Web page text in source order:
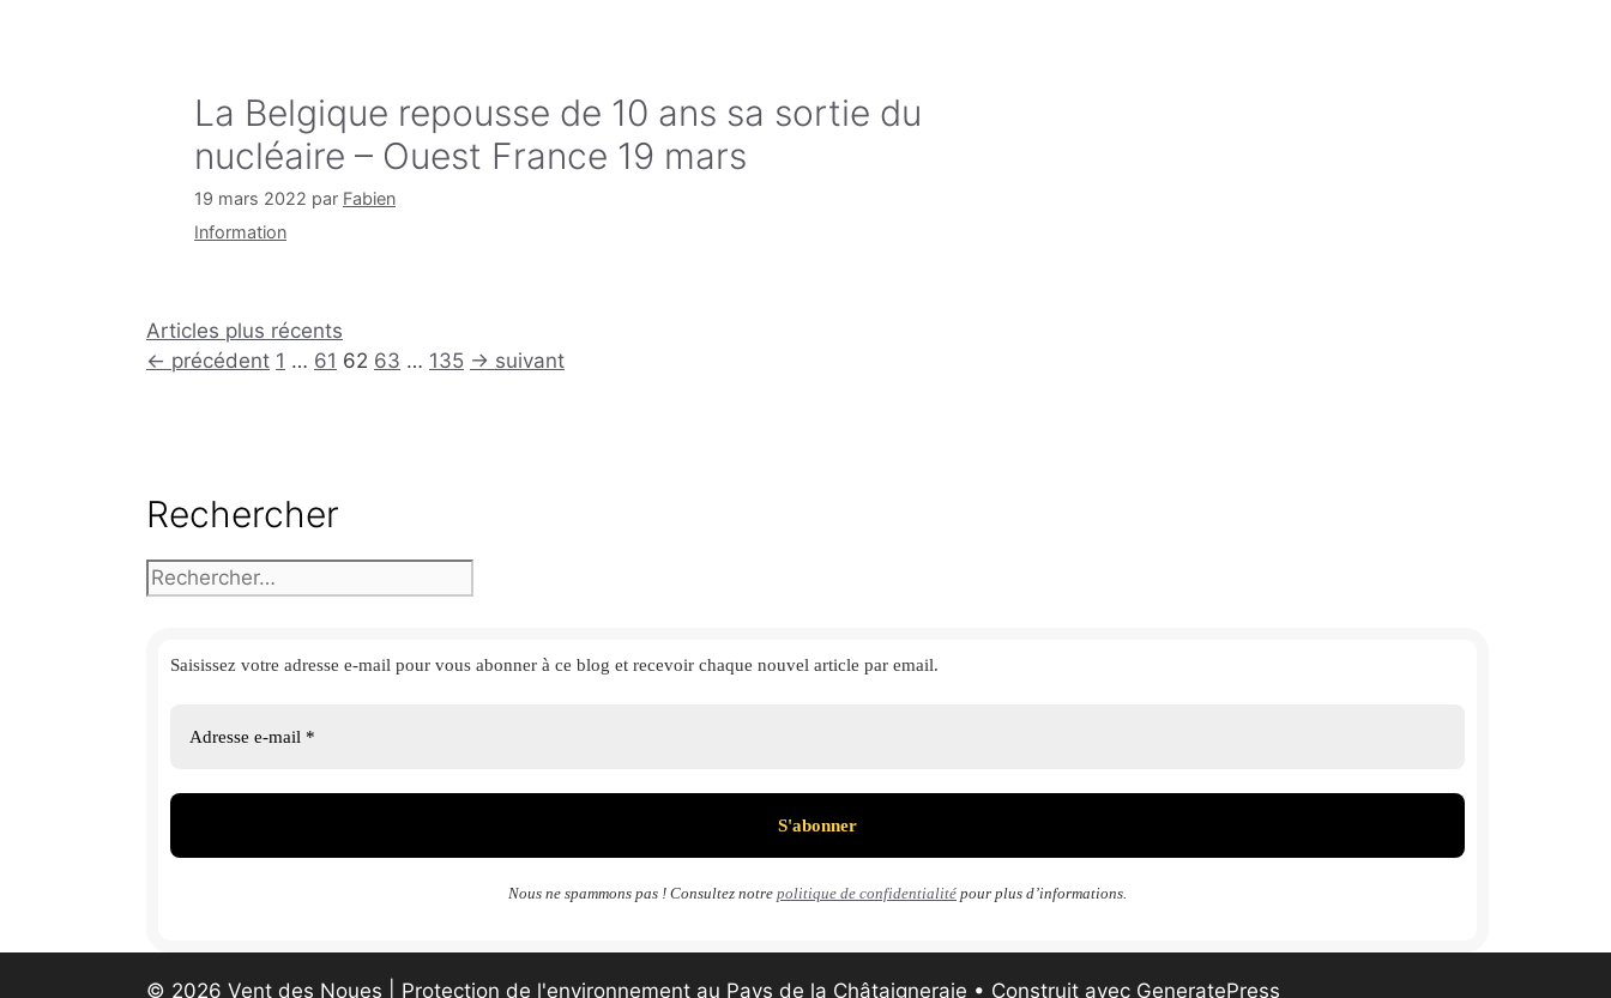
La Belgique repousse de 10 ans sa sortie du
nucléaire – Ouest France 19 mars
19 mars 2022 par Fabien
Catégories
Information
Articles plus récents
← précédent Page
1 … Page
61 Page
62 Page
63 … Page
135 → suivant
Rechercher
Rechercher :
Saisissez votre adresse e-mail pour vous abonner à ce blog et recevoir chaque nouvel article par email.
Nous ne spammons pas ! Consultez notre politique de confidentialité pour plus d’informations.
© 2026 Vent des Noues | Protection de l'environnement au Pays de la Châtaigneraie • Construit avec GeneratePress